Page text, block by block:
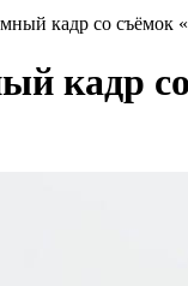
кадр со съёмок
кадр